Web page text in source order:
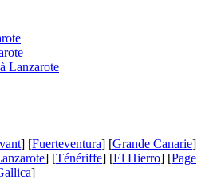
Lanzarote
] [Fuerteventura] [Grande Canarie]
] [Ténériffe] [El Hierro] [Page
]